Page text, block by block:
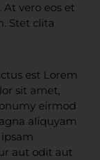
vero eos et
Stet clita
est Lorem
sit amet,
eirmod
aliquyam
aut odit aut